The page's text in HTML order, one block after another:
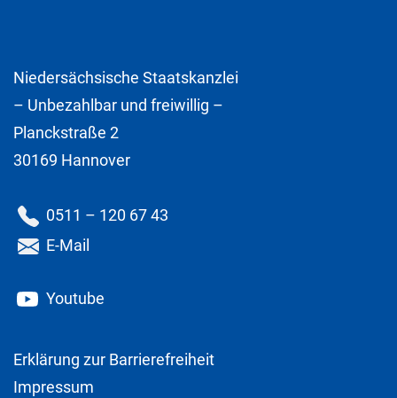
Niedersächsische Staatskanzlei
– Unbezahlbar und freiwillig –
Planckstraße 2
30169 Hannover
0511 – 120 67 43
E-Mail
Youtube
Erklärung zur Barrierefreiheit
Impressum